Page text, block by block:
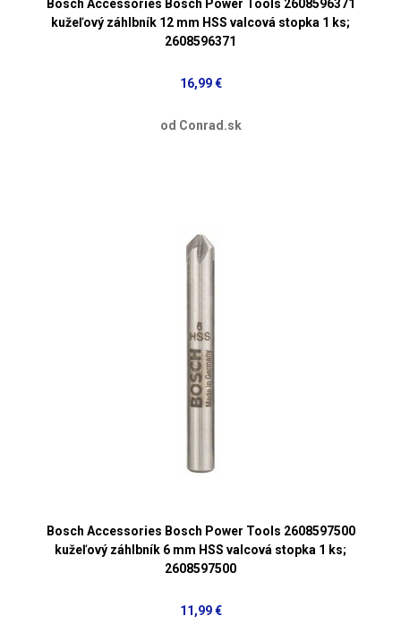
Bosch Accessories Bosch Power Tools 2608596371
kužeľový záhlbník 12 mm HSS valcová stopka 1 ks;
2608596371
16,99 €
od Conrad.sk
Bosch Accessories Bosch Power Tools 2608597500
kužeľový záhlbník 6 mm HSS valcová stopka 1 ks;
2608597500
11,99 €